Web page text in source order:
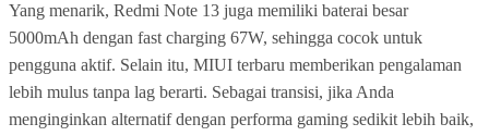
Yang menarik, Redmi Note 13 juga memiliki baterai besar
5000mAh dengan fast charging 67W, sehingga cocok untuk
pengguna aktif. Selain itu, MIUI terbaru memberikan pengalaman
lebih mulus tanpa lag berarti. Sebagai transisi, jika Anda
menginginkan alternatif dengan performa gaming sedikit lebih baik,